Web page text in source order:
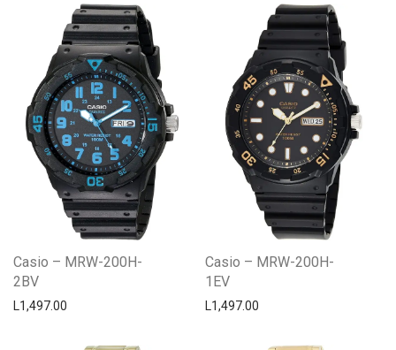
Casio – MRW-200H-
2BV
L1,497.00
Casio – MRW-200H-
1EV
L1,497.00